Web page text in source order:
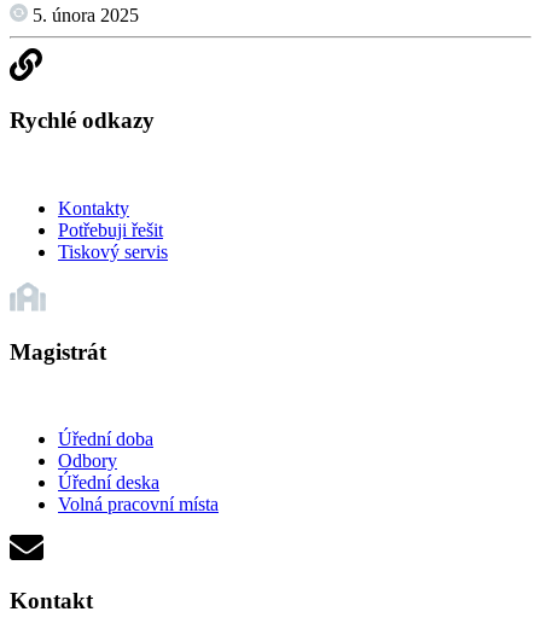
5. února 2025
Rychlé odkazy
Kontakty
Potřebuji řešit
Tiskový servis
Magistrát
Úřední doba
Odbory
Úřední deska
Volná pracovní místa
Kontakt